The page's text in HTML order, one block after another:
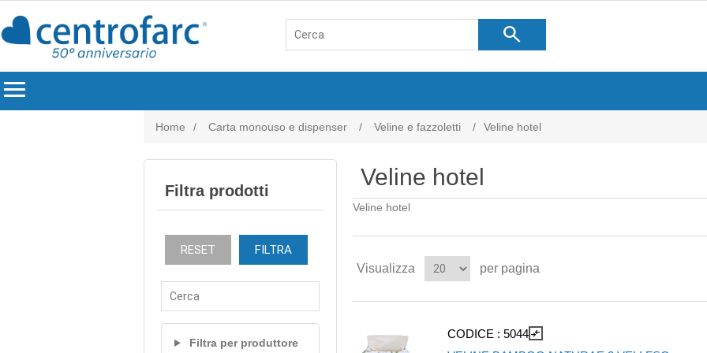
search
menu
Home / Carta monouso e dispenser / Veline e fazzoletti / Veline hotel
Filtra prodotti
RESET FILTRA
Filtra per produttore
Veline hotel
Veline hotel
Visualizza per pagina
CODICE : 5044 compare_arrows